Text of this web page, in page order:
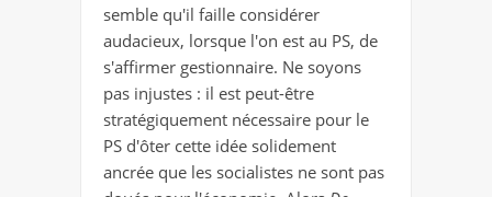
semble qu'il faille considérer
audacieux, lorsque l'on est au PS, de
s'affirmer gestionnaire. Ne soyons
pas injustes : il est peut-être
stratégiquement nécessaire pour le
PS d'ôter cette idée solidement
ancrée que les socialistes ne sont pas